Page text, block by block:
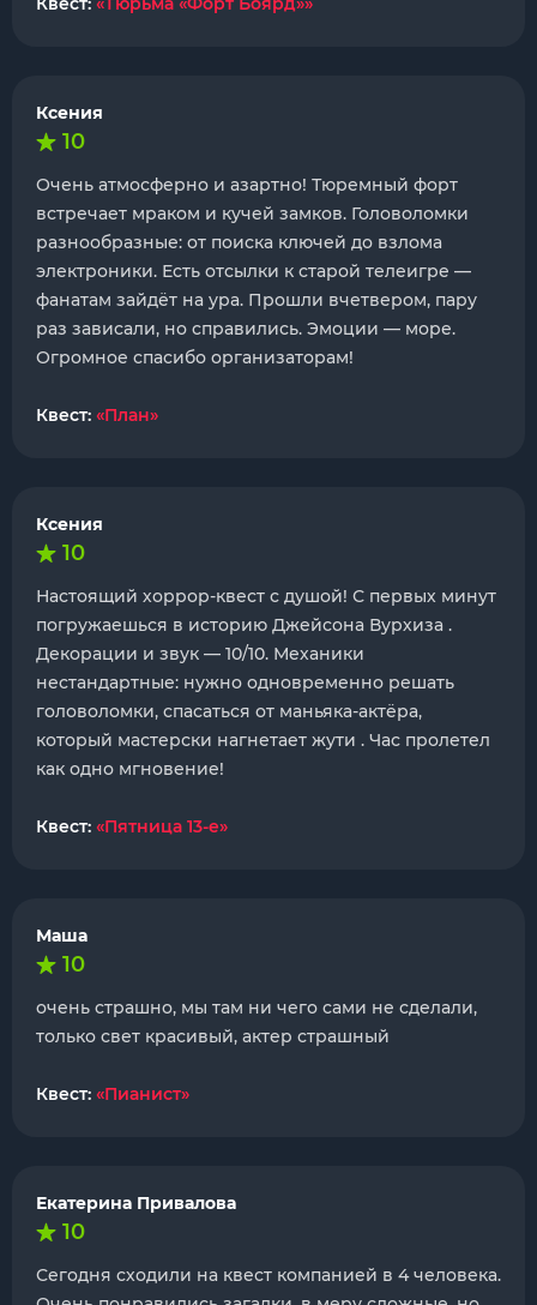
Ксения
10
Очень атмосферно и азартно! Тюремный форт
встречает мраком и кучей замков. Головоломки
разнообразные: от поиска ключей до взлома
электроники. Есть отсылки к старой телеигре —
фанатам зайдёт на ура. Прошли вчетвером, пару
раз зависали, но справились. Эмоции — море.
Огромное спасибо организаторам!
Квест: «План»
Ксения
10
Настоящий хоррор-квест с душой! С первых минут
погружаешься в историю Джейсона Вурхиза .
Декорации и звук — 10/10. Механики
нестандартные: нужно одновременно решать
головоломки, спасаться от маньяка-актёра,
который мастерски нагнетает жути . Час пролетел
как одно мгновение!
Квест: «Пятница 13-е»
Маша
10
очень страшно, мы там ни чего сами не сделали,
только свет красивый, актер страшный
Квест: «Пианист»
Екатерина Привалова
10
Сегодня сходили на квест компанией в 4 человека.